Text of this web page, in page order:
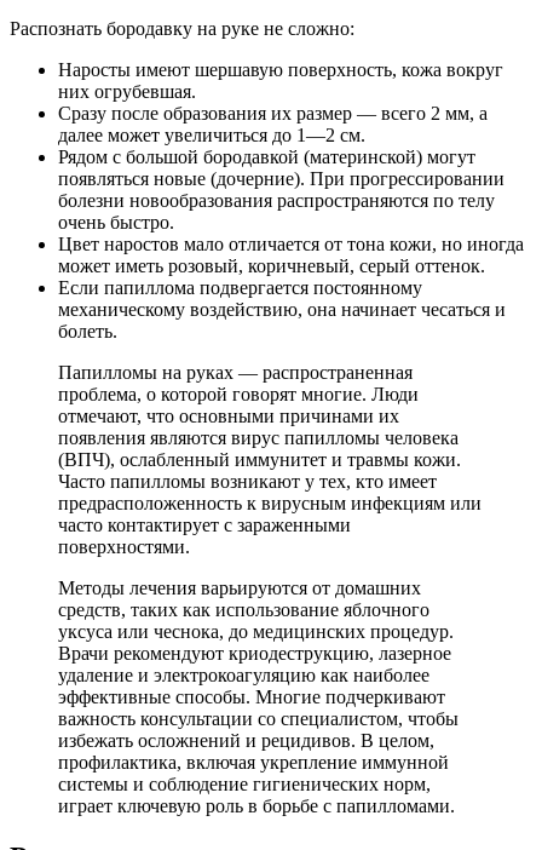
Распознать бородавку на руке не сложно:
Наросты имеют шершавую поверхность, кожа вокруг
них огрубевшая.
Сразу после образования их размер — всего 2 мм, а
далее может увеличиться до 1—2 см.
Рядом с большой бородавкой (материнской) могут
появляться новые (дочерние). При прогрессировании
болезни новообразования распространяются по телу
очень быстро.
Цвет наростов мало отличается от тона кожи, но иногда
может иметь розовый, коричневый, серый оттенок.
Если папиллома подвергается постоянному
механическому воздействию, она начинает чесаться и
болеть.
Папилломы на руках — распространенная
проблема, о которой говорят многие. Люди
отмечают, что основными причинами их
появления являются вирус папилломы человека
(ВПЧ), ослабленный иммунитет и травмы кожи.
Часто папилломы возникают у тех, кто имеет
предрасположенность к вирусным инфекциям или
часто контактирует с зараженными
поверхностями.
Методы лечения варьируются от домашних
средств, таких как использование яблочного
уксуса или чеснока, до медицинских процедур.
Врачи рекомендуют криодеструкцию, лазерное
удаление и электрокоагуляцию как наиболее
эффективные способы. Многие подчеркивают
важность консультации со специалистом, чтобы
избежать осложнений и рецидивов. В целом,
профилактика, включая укрепление иммунной
системы и соблюдение гигиенических норм,
играет ключевую роль в борьбе с папилломами.